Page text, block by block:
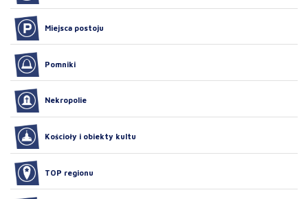
Miejsca postoju
Pomniki
Nekropolie
Kościoły i obiekty kultu
TOP regionu